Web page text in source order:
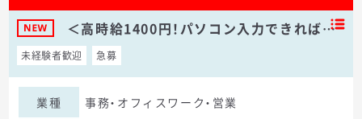
＜高時給1400円！パソコン入力できれば…
未経験者歓迎 急募
業種
事務・オフィスワーク・営業